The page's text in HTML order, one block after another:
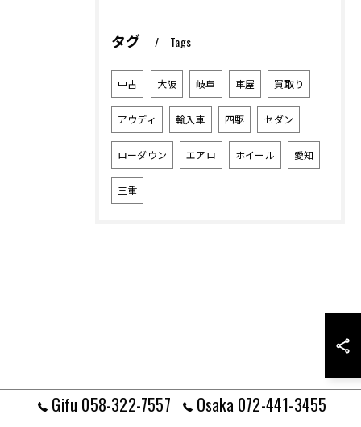
タグ Tags
中古 大阪 岐阜 車屋 買取り
アウディ 輸入車 四駆 セダン
ローダウン エアロ ホイール 愛知
三重
Gifu 058-322-7557 Osaka 072-441-3455